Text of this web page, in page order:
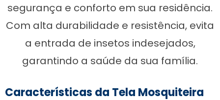
segurança e conforto em sua residência.
Com alta durabilidade e resistência, evita
a entrada de insetos indesejados,
garantindo a saúde da sua família.
Características da Tela Mosquiteira